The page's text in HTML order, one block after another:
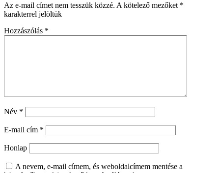
Az e-mail címet nem tesszük közzé. A kötelező mezőket *
karakterrel jelöltük
Hozzászólás *
Név *
E-mail cím *
Honlap
A nevem, e-mail címem, és weboldalcímem mentése a